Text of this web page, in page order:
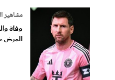
مشاهير
وفاة
المرض